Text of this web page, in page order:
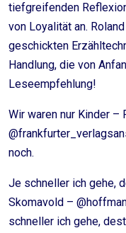
tiefgreifenden
von Loyalität an.
geschickten
Handlung, die von
Leseempfehlung!
Wir waren nur Kinder –
noch.
Je schneller ich gehe,
Skomavold –
schneller ich gehe,